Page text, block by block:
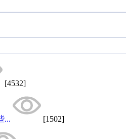
[4532]
... [1502]